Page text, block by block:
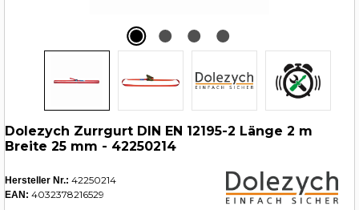
Dolezych Zurrgurt DIN EN 12195-2 Länge 2 m
Breite 25 mm - 42250214
Hersteller Nr.: 42250214
EAN: 4032378216529